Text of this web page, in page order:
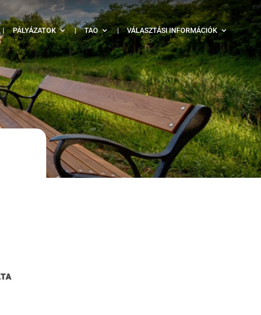
| PÁLYÁZATOK | TAO | VÁLASZTÁSI INFORMÁCIÓK